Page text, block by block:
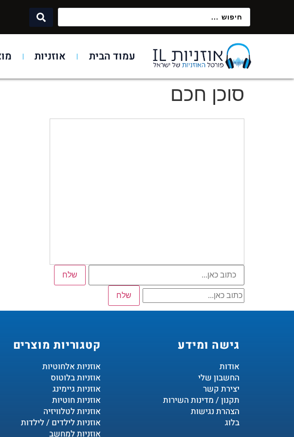
עמוד הבית אוזניות
סוכן חכם
שלח
שלח
גישה ומידע
אודות
החשבון שלי
יצירת קשר
תקנון / מדינות השירות
הצהרת נגישות
בלוג
קטגוריות מוצרים
אוזניות אלחוטיות
אוזניות בלוטוס
אוזניות גיימינג
אוזניות חוטיות
אוזניות לטלוויזיה
אוזניות לילדים / לילדות
אוזניות למחשב